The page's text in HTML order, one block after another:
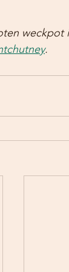
weckpot
.